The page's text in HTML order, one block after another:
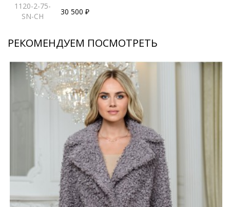
1120-2-75-
SN-CH
30 500 ₽
РЕКОМЕНДУЕМ ПОСМОТРЕТЬ